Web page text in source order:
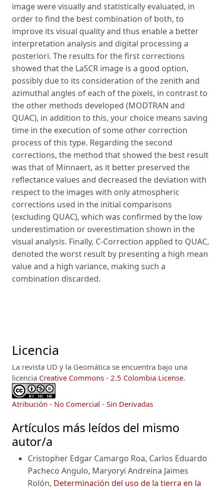
image were visually and statistically evaluated, in
order to find the best combination of both, to
improve its visual quality and thus enable a better
interpretation analysis and digital processing a
posteriori. The results for the first corrections
showed that the LaSCR image is a good option,
possibly due to its consideration of the zenith and
azimuthal angles of each of the pixels, in contrast to
the other methods developed (MODTRAN and
QUAC), in addition to this, your choice means saving
time in the execution of some other correction
process of this type. Regarding the second
corrections, the method that showed the best result
was that of Minnaert, as it better preserved the
reflectance values ​​and decreased the deviation with
respect to the images with only atmospheric
corrections used in the initial comparisons
(excluding QUAC), which was confirmed by the low
underestimation or overestimation shown in the
visual analysis. Finally, C-Correction applied to QUAC,
denoted the worst result by presenting a high mean
value and a high variance, making such a
combination discarded.
Licencia
La revista UD y la Geomática se encuentra bajo una
licencia Creative Commons - 2.5 Colombia License.
Atribución - No Comercial - Sin Derivadas
Artículos más leídos del mismo
autor/a
Cristopher Edgar Camargo Roa, Carlos Eduardo
Pacheco Angulo, Maryoryi Andreina Jaimes
Rolón, Determinación del uso de la tierra en la